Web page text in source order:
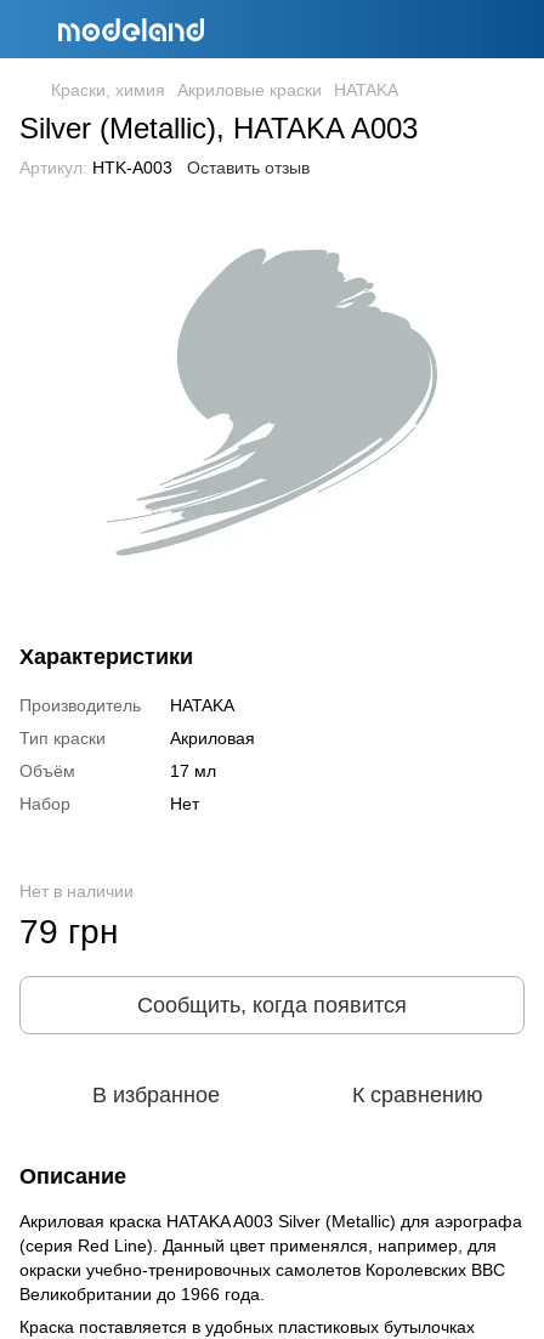
Краски, химия Акриловые краски HATAKA
Silver (Metallic), HATAKA A003
Артикул: HTK-A003 Оставить отзыв
Характеристики
Производитель
HATAKA
Тип краски
Акриловая
Объём
17 мл
Набор
Нет
Нет в наличии
79 грн
Сообщить, когда появится
В избранное К сравнению
Описание
Акриловая краска HATAKA A003 Silver (Metallic) для аэрографа
(серия Red Line). Данный цвет применялся, например, для
окраски учебно-тренировочных самолетов Королевских ВВС
Великобритании до 1966 года.
Краска поставляется в удобных пластиковых бутылочках